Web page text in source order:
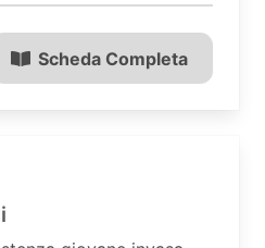
Scheda Completa